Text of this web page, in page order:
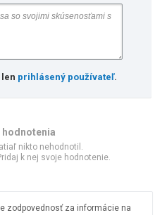
prihlásený používateľ.
nikto nehodnotil.
k nej svoje hodnotenie.
zodpovednosť za informácie na